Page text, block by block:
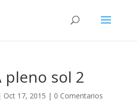
pleno sol 2
Oct 17, 2015 | 0 Comentarios